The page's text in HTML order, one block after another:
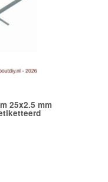
25x2.5 mm